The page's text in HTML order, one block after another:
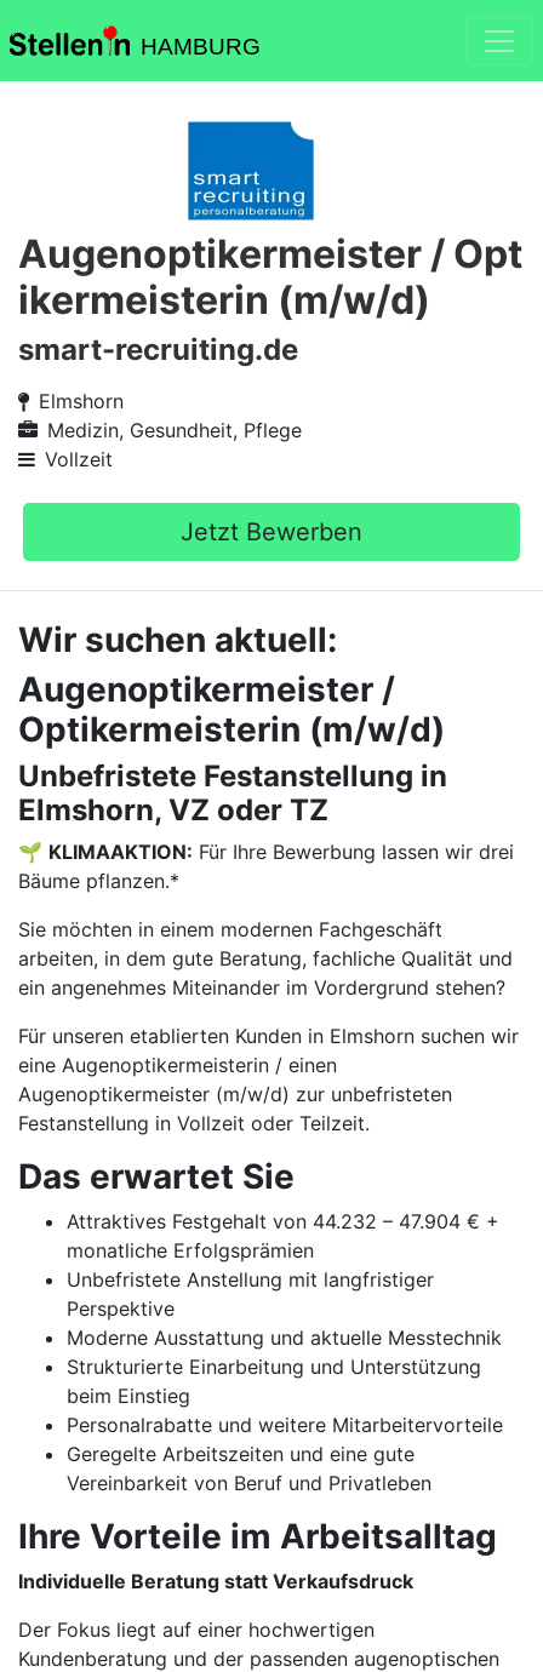
HAMBURG
Augenoptikermeister / Opt
ikermeisterin (m/w/d)
smart-recruiting.de
Elmshorn
Medizin, Gesundheit, Pflege
Vollzeit
Jetzt Bewerben
Wir suchen aktuell:
Augenoptikermeister /
Optikermeisterin (m/w/d)
Unbefristete Festanstellung in
Elmshorn, VZ oder TZ
🌱 KLIMAAKTION: Für Ihre Bewerbung lassen wir drei
Bäume pflanzen.*
Sie möchten in einem modernen Fachgeschäft
arbeiten, in dem gute Beratung, fachliche Qualität und
ein angenehmes Miteinander im Vordergrund stehen?
Für unseren etablierten Kunden in Elmshorn suchen wir
eine Augenoptikermeisterin / einen
Augenoptikermeister (m/w/d) zur unbefristeten
Festanstellung in Vollzeit oder Teilzeit.
Das erwartet Sie
Attraktives Festgehalt von 44.232 – 47.904 € +
monatliche Erfolgsprämien
Unbefristete Anstellung mit langfristiger
Perspektive
Moderne Ausstattung und aktuelle Messtechnik
Strukturierte Einarbeitung und Unterstützung
beim Einstieg
Personalrabatte und weitere Mitarbeitervorteile
Geregelte Arbeitszeiten und eine gute
Vereinbarkeit von Beruf und Privatleben
Ihre Vorteile im Arbeitsalltag
Individuelle Beratung statt Verkaufsdruck
Der Fokus liegt auf einer hochwertigen
Kundenberatung und der passenden augenoptischen